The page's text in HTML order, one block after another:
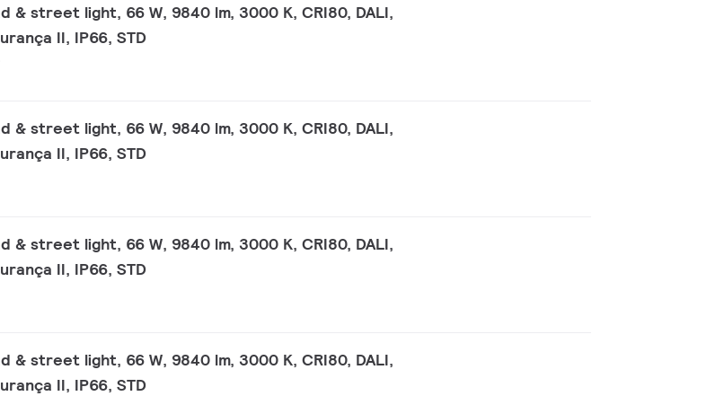
& street light, 66 W, 9840 lm, 3000 K, CRI80, DALI,
II, IP66, STD
& street light, 66 W, 9840 lm, 3000 K, CRI80, DALI,
II, IP66, STD
& street light, 66 W, 9840 lm, 3000 K, CRI80, DALI,
II, IP66, STD
& street light, 66 W, 9840 lm, 3000 K, CRI80, DALI,
II, IP66, STD